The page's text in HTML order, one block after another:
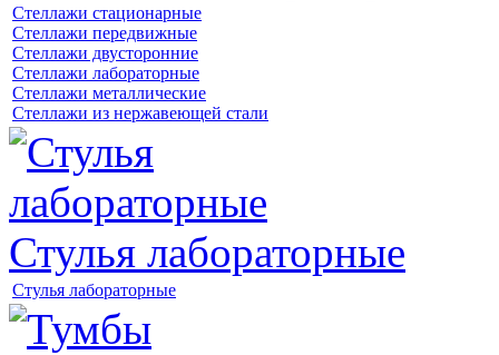
Стеллажи стационарные
Стеллажи передвижные
Стеллажи двусторонние
Стеллажи лабораторные
Стеллажи металлические
Стеллажи из нержавеющей стали
Стулья лабораторные
Стулья лабораторные